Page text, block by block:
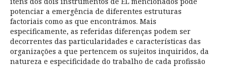
potenciar a emergência de diferentes estruturas
factoriais como as que encontrámos. Mais
especificamente, as referidas diferenças podem ser
decorrentes das particularidades e características das
organizações a que pertencem os sujeitos inquiridos, da
natureza e especificidade do trabalho de cada profissão